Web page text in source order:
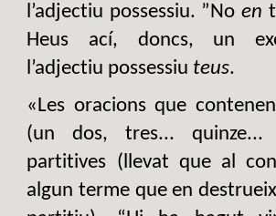
l’adjectiu possessiu. ”No en
Heus ací, doncs, un
l’adjectiu possessiu teus.
«Les oracions que
(un dos, tres... quinze...
partitives (llevat que al
algun terme que en